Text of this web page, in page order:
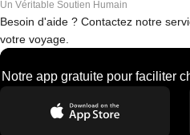
Un Véritable Soutien Humain
Besoin d'aide ? Contactez notre
votre voyage.
Notre app gratuite pour faciliter